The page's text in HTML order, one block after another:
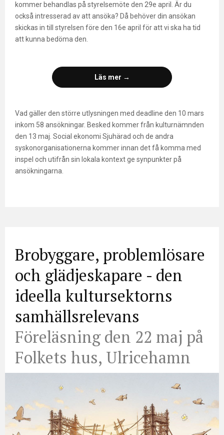
kommer behandlas på styrelsemöte den 29e april. Är du
också intresserad av att ansöka? Då behöver din ansökan
skickas in till styrelsen före den 16e april för att vi ska ha tid
att kunna bedöma den.
Läs mer →
Vad gäller den större utlysningen med deadline den 10 mars
inkom 58 ansökningar. Besked kommer från kulturnämnden
den 13 maj. Social ekonomi Sjuhärad och de andra
syskonorganisationerna kommer innan det få komma med
inspel och utifrån sin lokala kontext ge synpunkter på
ansökningarna.
Brobyggare, problemlösare
och glädjeskapare - den
ideella kultursektorns
samhällsrelevans
Föreläsning den 22 maj på
Folkets hus, Ulricehamn